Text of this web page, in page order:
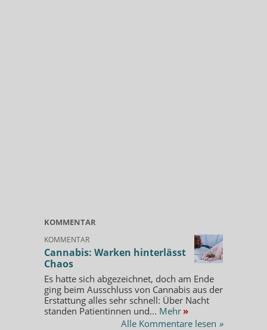
KOMMENTAR
KOMMENTAR
Cannabis: Warken hinterlässt
Chaos
Es hatte sich abgezeichnet, doch am Ende
ging beim Ausschluss von Cannabis aus der
Erstattung alles sehr schnell: Über Nacht
standen Patientinnen und... Mehr »
Alle Kommentare lesen »